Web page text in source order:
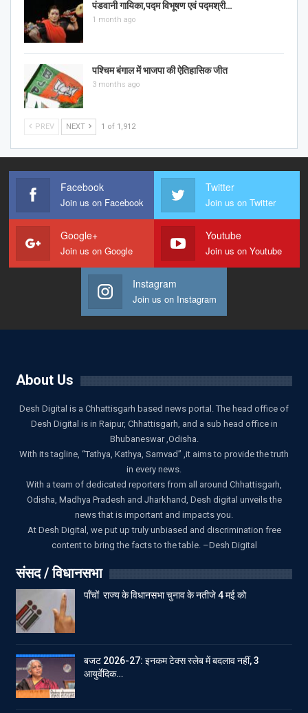
पंडवानी गायिका,पद्म विभूषण एवं पद्मश्री…
1 month ago
पश्चिम बंगाल में भाजपा की ऐतिहासिक जीत
3 months ago
PREV NEXT 1 of 1,912
Facebook
Join us on Facebook
Twitter
Join us on Twitter
Google+
Join us on Google
Youtube
Join us on Youtube
Instagram
Join us on Instagram
About Us
Desh Digital is a Chhattisgarh based news portal. The head office of
Desh Digital is in Raipur, Chhattisgarh, and a sub head office in
Bhubaneswar ,Odisha.
With its tagline, “Tathya, Kathya, Samvad” ,it aims to provide the truth
in every news.
With a team of dedicated reporters from all around Chhattisgarh,
Odisha, Madhya Pradesh and Jharkhand, Desh digital unveils the
news that is important and impacts you.
At Desh Digital, we put up truly unbiased and discrimination free
content to bring the facts to the table. –Desh Digital
संसद / विधानसभा
पाँचों राज्य के विधानसभा चुनाव के नतीजे 4 मई को
बजट 2026-27: इनकम टेक्स स्लेब में बदलाव नहीं, 3
आयुर्वेदिक…